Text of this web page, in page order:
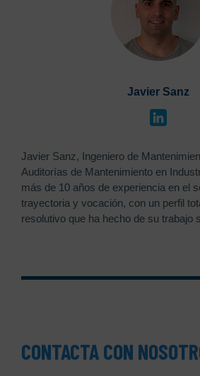
Javier Sanz
Javier Sanz, Ingeniero de
Auditorías de Mantenimiento en
más de 10 años de experiencia en el
trayectoria y vocación, con un perfil
resolutivo que ha hecho de su trabajo
CONTACTA CON